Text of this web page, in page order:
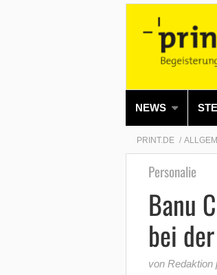
NEWS
PRINT.DE
Personalie
Banu
bei
von Redaktion